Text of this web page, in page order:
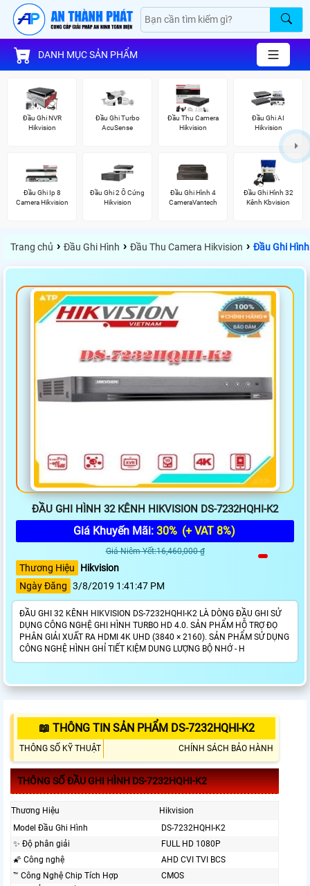
DANH MỤC SẢN PHẨM
Đầu Ghi NVR
Hikvision
Đầu Ghi Turbo
AcuSense
Đầu Thu Camera
Hikvision
Đầu Ghi AI
Hikvision
Đầu Ghi Ip 8
Camera Hikvision
Đầu Ghi 2 Ổ Cứng
Hikvision
Đầu Ghi Hình 4
CameraVantech
Đầu Ghi Hình 32
Kênh Kbvision
Trang chủ › Đầu Ghi Hình › Đầu Thu Camera Hikvision › Đầu Ghi
ĐẦU GHI HÌNH 32 KÊNH HIKVISION DS-7232HQHI-K2
Giá Khuyến Mãi: 30% (+ VAT 8%)
Giá Niêm Yết:16,460,000 ₫
Thương Hiệu
Hikvision
Ngày Đăng 3/8/2019 1:41:47 PM
ĐẦU GHI 32 KÊNH HIKVISION DS-7232HQHI-K2 LÀ DÒNG ĐẦU GHI SỬ
DỤNG CÔNG NGHỆ GHI HÌNH TURBO HD 4.0. SẢN PHẨM HỖ TRỢ ĐỌ
PHÂN GIẢI XUẤT RA HDMI 4K UHD (3840 × 2160). SẢN PHẨM SỬ DỤNG
CÔNG NGHỆ HÌNH GHỈ TIẾT KIỆM DUNG LƯỢNG BỘ NHỚ - H
📖 THÔNG TIN SẢN PHẨM DS-7232HQHI-K2
THÔNG SỐ KỸ THUẬT CHÍNH SÁCH BẢO HÀNH
THÔNG SỐ ĐẦU GHI HÌNH DS-7232HQHI-K2
Thương Hiệu
Hikvision
Model Đầu Ghi Hình
DS-7232HQHI-K2
✨ Độ phân giải
FULL HD 1080P
🌠 Công nghệ
AHD CVI TVI BCS
™️ Công Nghệ Chip Tích Hợp
CMOS